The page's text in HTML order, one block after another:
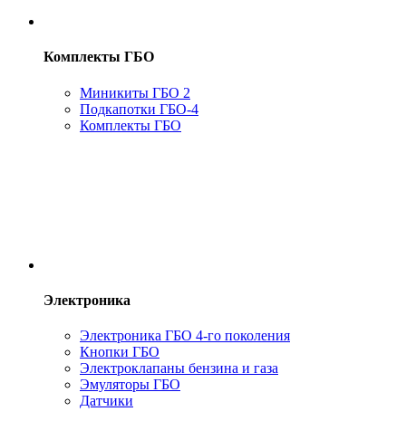
Комплекты ГБО
Миникиты ГБО 2
Подкапотки ГБО-4
Комплекты ГБО
Электроника
Электроника ГБО 4-го поколения
Кнопки ГБО
Электроклапаны бензина и газа
Эмуляторы ГБО
Датчики